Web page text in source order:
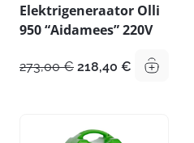
Elektrigeneraator Olli
950 “Aidamees” 220V
273,00€ Algne
218,40 € Praegune